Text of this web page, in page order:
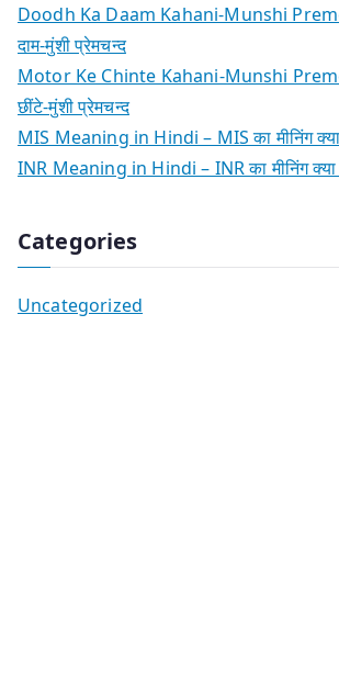
Doodh Ka Daam Kahani-Munshi
दाम-मुंशी प्रेमचन्द
Motor Ke Chinte Kahani-Munshi
छींटे-मुंशी प्रेमचन्द
MIS Meaning in Hindi – MIS का मीनिंग क्या
INR Meaning in Hindi – INR का मीनिंग क्या
Categories
Uncategorized